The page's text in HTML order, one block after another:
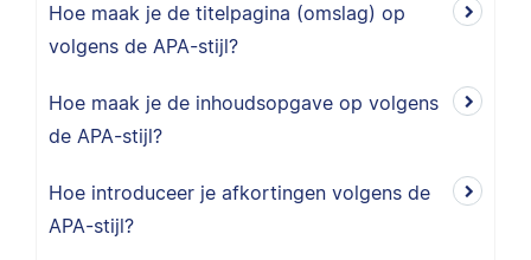
Hoe maak je de titelpagina (omslag) op
volgens de APA-stijl?
Hoe maak je de inhoudsopgave op volgens
de APA-stijl?
Hoe introduceer je afkortingen volgens de
APA-stijl?